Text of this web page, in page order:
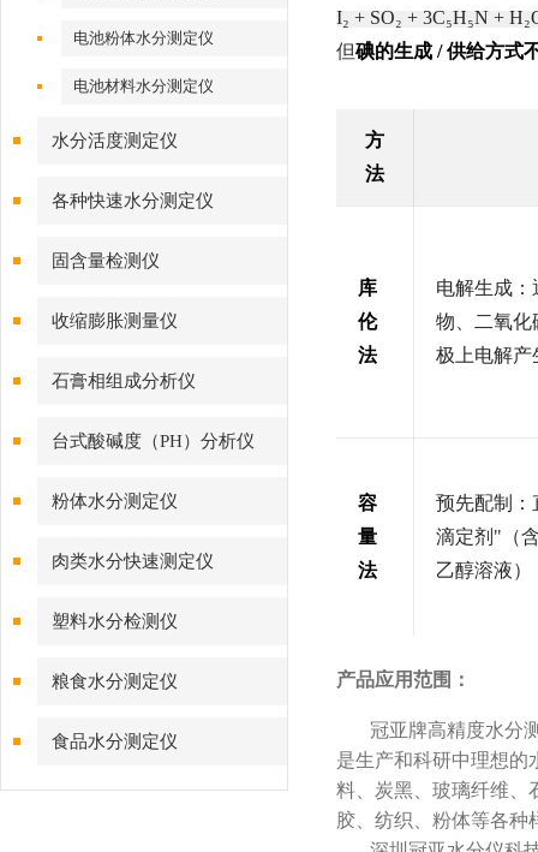
电池粉体水分测定仪
电池材料水分测定仪
水分活度测定仪
各种快速水分测定仪
固含量检测仪
收缩膨胀测量仪
石膏相组成分析仪
台式酸碱度（PH）分析仪
粉体水分测定仪
肉类水分快速测定仪
塑料水分检测仪
粮食水分测定仪
食品水分测定仪
I₂ + SO₂ + 3C₅H₅N +
但碘的生成 / 供给方式
方
法
库
伦
法
电解生成
物、二氧化
极上电解产
容
量
法
预先配制：
滴定剂"（
乙醇溶液）
产品应用范围：
冠亚牌高精度水分
是生产和科研中理想的
料、炭黑、玻璃纤维、
胶、纺织、粉体等各种